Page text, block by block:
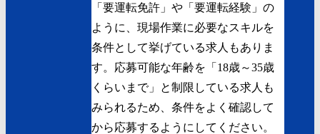
「要運転免許」や「要運転経験」の
ように、現場作業に必要なスキルを
条件として挙げている求人もありま
す。応募可能な年齢を「18歳～35歳
くらいまで」と制限している求人も
みられるため、条件をよく確認して
から応募するようにしてください。